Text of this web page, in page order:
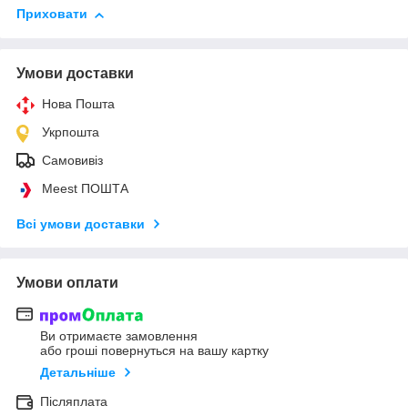
Приховати
Умови доставки
Нова Пошта
Укрпошта
Самовивіз
Meest ПОШТА
Всі умови доставки
Умови оплати
Ви отримаєте замовлення
або гроші повернуться на вашу картку
Детальніше
Післяплата